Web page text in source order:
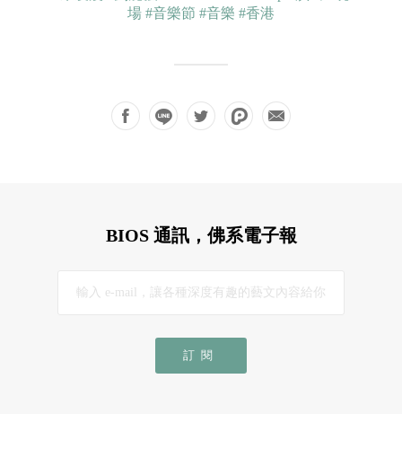
場 #音樂節 #音樂 #香港
BIOS 通訊，佛系電子報
訂閱